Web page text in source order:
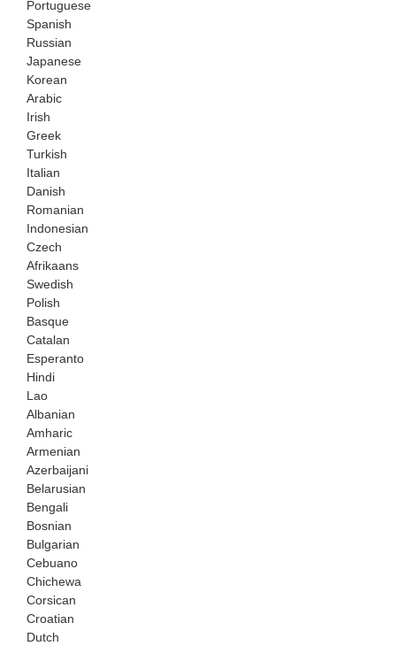
Portuguese
Spanish
Russian
Japanese
Korean
Arabic
Irish
Greek
Turkish
Italian
Danish
Romanian
Indonesian
Czech
Afrikaans
Swedish
Polish
Basque
Catalan
Esperanto
Hindi
Lao
Albanian
Amharic
Armenian
Azerbaijani
Belarusian
Bengali
Bosnian
Bulgarian
Cebuano
Chichewa
Corsican
Croatian
Dutch